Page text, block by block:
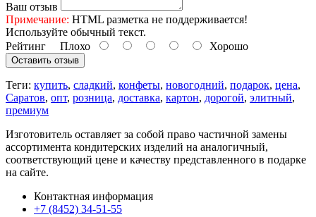
Ваш отзыв
Примечание: HTML разметка не поддерживается!
Используйте обычный текст.
Рейтинг Плохо Хорошо
Оставить отзыв
Теги: купить, сладкий, конфеты, новогодний, подарок, цена,
Саратов, опт, розница, доставка, картон, дорогой, элитный,
премиум
Изготовитель оставляет за собой право частичной замены
ассортимента кондитерских изделий на аналогичный,
соответствующий цене и качеству представленного в подарке
на сайте.
Контактная информация
+7 (8452) 34-51-55